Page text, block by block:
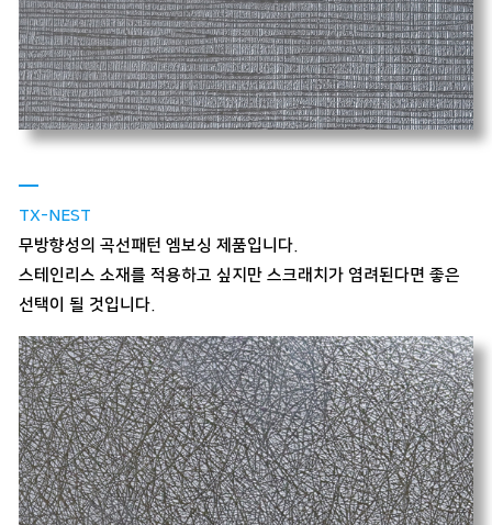
TX-NEST
무방향성의 곡선패턴 엠보싱 제품입니다.
스테인리스 소재를 적용하고 싶지만 스크래치가 염려된다면 좋은
선택이 될 것입니다.